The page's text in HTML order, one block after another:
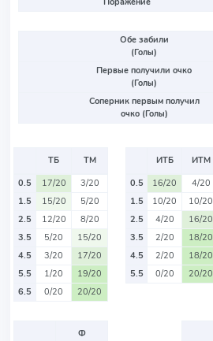
Обе забили
(Голы)
Первые получили очко
(Голы)
Соперник первым получил
очко (Голы)
ТБ
ТМ
0.5
17/20
3/20
1.5
15/20
5/20
2.5
12/20
8/20
3.5
5/20
15/20
4.5
3/20
17/20
5.5
1/20
19/20
6.5
0/20 20/20
ИТБ
ИТМ
0.5
16/20
4/20
1.5
10/20
10/20
2.5
4/20
16/20
3.5
2/20
18/20
4.5
2/20
18/20
5.5
0/20 20/20
Ф